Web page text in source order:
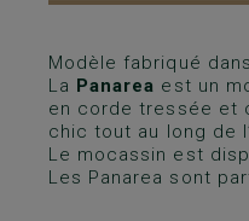
Modèle fabriqué
La Panarea est un
en corde tressée et
chic tout au long de
Le mocassin est
Les Panarea sont